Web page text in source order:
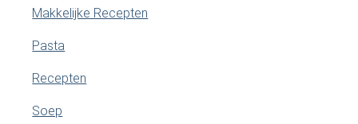
Makkelijke Recepten
Pasta
Recepten
Soep